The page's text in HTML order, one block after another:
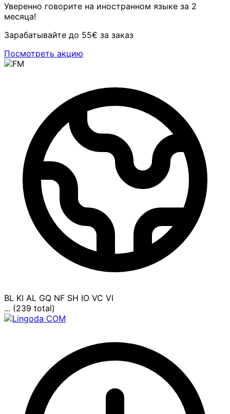
Уверенно говорите на иностранном языке за 2
месяца!
Зарабатывайте до 55€ за заказ
Посмотреть акцию
BL KI AL GQ NF SH IO VC VI
... (239 total)